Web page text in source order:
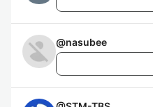
@nasubee